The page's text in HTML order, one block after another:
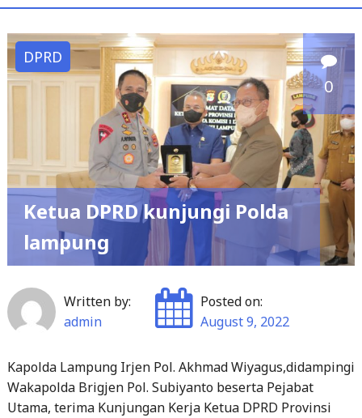
DPRD
0
Ketua DPRD kunjungi Polda
lampung
Written by:
admin
Posted on:
August 9, 2022
Kapolda Lampung Irjen Pol. Akhmad Wiyagus,didampingi
Wakapolda Brigjen Pol. Subiyanto beserta Pejabat
Utama, terima Kunjungan Kerja Ketua DPRD Provinsi